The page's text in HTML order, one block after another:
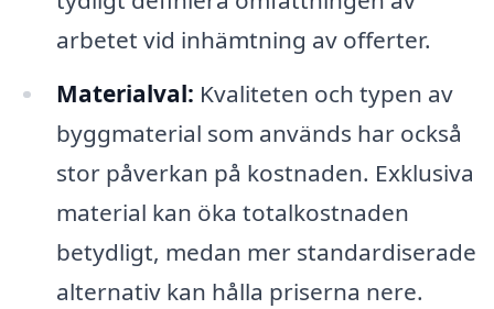
arbetet vid inhämtning av offerter.
Materialval: Kvaliteten och typen av
byggmaterial som används har också
stor påverkan på kostnaden. Exklusiva
material kan öka totalkostnaden
betydligt, medan mer standardiserade
alternativ kan hålla priserna nere.